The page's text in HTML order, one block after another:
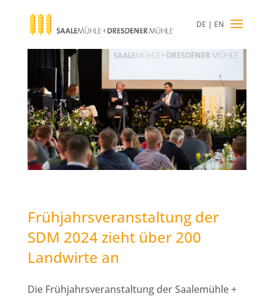
DE | EN
Frühjahrsveranstaltung der
SDM 2024 zieht über 200
Landwirte an
Die Frühjahrsveranstaltung der Saalemühle +